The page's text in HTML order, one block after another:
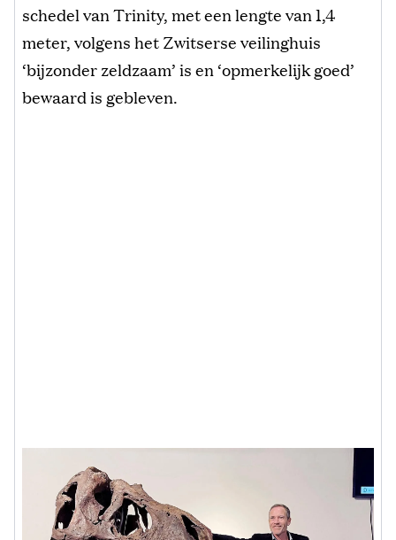
schedel van Trinity, met een lengte van 1,4
meter, volgens het Zwitserse veilinghuis
‘bijzonder zeldzaam’ is en ‘opmerkelijk goed’
bewaard is gebleven.